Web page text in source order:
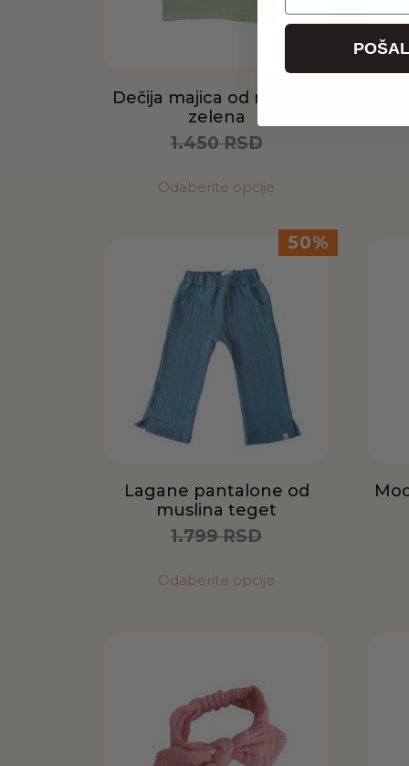
Dečija majica od muslina
zelena
1.450RSD
Odaberite opcije
50%
Lagane pantalone od
muslina teget
1.799RSD
Odaberite opcije